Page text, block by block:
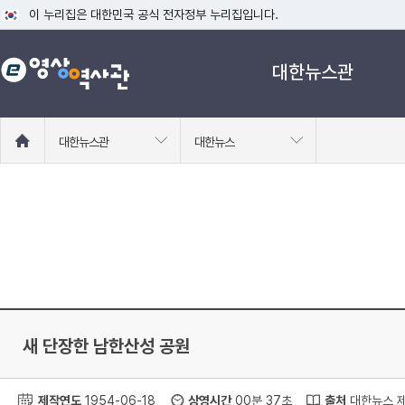
이 누리집은 대한민국 공식 전자정부 누리집입니다.
공식 누리집 주소 확인하기
go.kr 주소를 사용하는 누리집은 대한민국 정부기관이 관리하는 누리집입니
대한뉴스관
로
대한뉴스관 대한뉴스
새 단장한 남한산성 공원
제작연도 1954-06-18 상영시간00분 37초 출처 대한뉴스